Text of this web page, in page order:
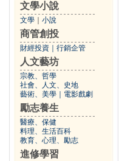
文學小說
文學 小說
商管創投
財經投資 行銷企管
人文藝坊
宗教、哲學
社會、人文、史地
藝術、美學
電影戲劇
勵志養生
醫療、保健
料理、生活百科
教育、心理、勵志
進修學習